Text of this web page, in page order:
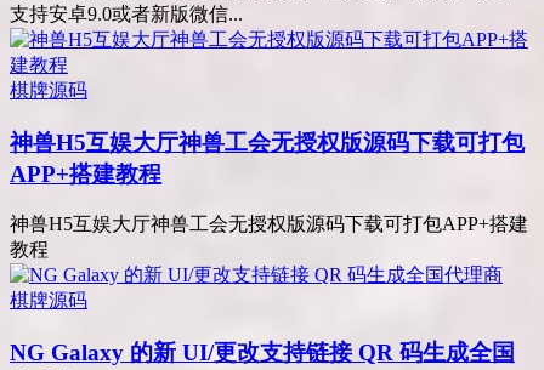
支持安卓9.0或者新版微信...
棋牌源码
神兽H5互娱大厅神兽工会无授权版源码下载可打包
APP+搭建教程
神兽H5互娱大厅神兽工会无授权版源码下载可打包APP+搭建
教程
棋牌源码
NG Galaxy 的新 UI/更改支持链接 QR 码生成全国